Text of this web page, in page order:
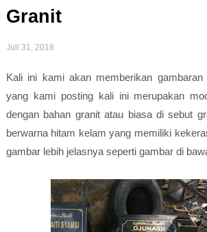
Granit
Juli 31, 2018
Kali ini kami akan memberikan gambaran
yang kami posting kali ini merupakan
dengan bahan granit atau biasa di sebut
berwarna hitam kelam yang memiliki
gambar lebih jelasnya seperti gambar di